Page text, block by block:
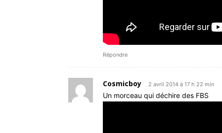
Répondre
Cosmicboy 2 avril 2014 à 17 h 22 min
Un morceau qui déchire des FBS